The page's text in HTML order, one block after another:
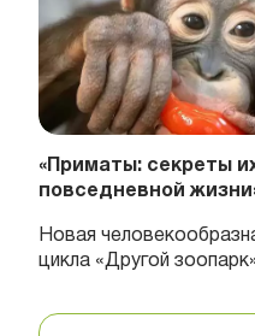
«Приматы: секреты
повседневной
Новая
цикла «Другой